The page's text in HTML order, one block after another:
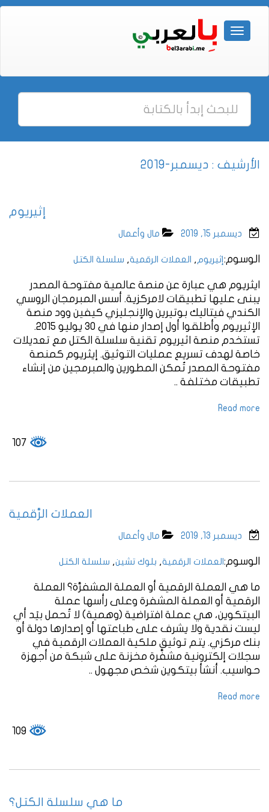
الأرشيف : ديسمبر-2019
إثيريوم
ديسمبر 15, 2019 مال وأعمال
الوسوم: إثيريوم , العملات الرقمية, سلسلة الكتل
ايثريوم هي عبارة عن منصة عالمية مفتوحة المصدر
يبنى عليها تطبيقات لامركزية. أسس المبرمجان الروسي
الكندي فيتاليك بوتيرين والإنجليزي كيفين وود منصة
الإثيريوم وأطلقوا أول إصدار منها في 30 يوليو 2015.
تستخدم منصة اثيريوم تقنية سلسلة الكتل مع تعديلات
خاصة لهدف تسريع عمليات التوثيق. إيثريوم كمنصة
مفتوحة المصدر تُمكن المطورين والمبرمجين من إنشاء
تطبيقات مختلفة ..
Read more
العملات الرَّقمية
ديسمبر 13, 2019 مال وأعمال
الوسوم: العملات الرقمية, بلوك تشين, سلسلة الكتل
ما هي العملة الرقمية أو العملة المشفرَّة؟ العملة
الرقمية أو العملة المشفرة وعلى رأسها عملة
البيتكوين، هي عملة افتراضية (وهمية) لا تُحمل بيَد أي
ليست نقدية ولا يشرف على طباعتها أو إصدارها دولة أو
بنك مركزي. يتم توثيق ملكية العملات الرقمية في
سجلات إلكترونية مشفَّرة مخزنة على شبكة من أجهزة
حواسيب. أنشأ بيتكوين شخص مجهول ..
Read more
ما هي سلسلة الكتل؟